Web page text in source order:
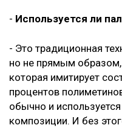
- Используется ли
- Это традиционная
но не прямым
которая имитирует
процентов
обычно и
композиции. И без